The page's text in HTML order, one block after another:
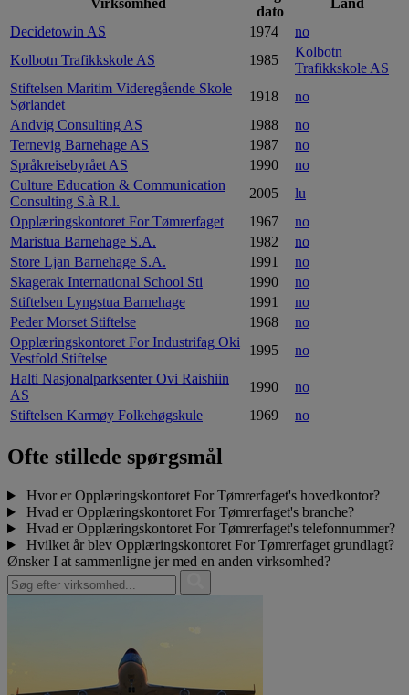
Virksomhed
dato
Land
Decidetowin AS
1974
no
Kolbotn Trafikkskole AS
1985
Kolbotn
Trafikkskole AS
Stiftelsen Maritim Videregående Skole
Sørlandet
1918
no
Andvig Consulting AS
1988
no
Ternevig Barnehage AS
1987
no
Språkreisebyrået AS
1990
no
Culture Education & Communication
Consulting S.à R.l.
2005
lu
Opplæringskontoret For Tømrerfaget
1967
no
Maristua Barnehage S.A.
1982
no
Store Ljan Barnehage S.A.
1991
no
Skagerak International School Sti
1990
no
Stiftelsen Lyngstua Barnehage
1991
no
Peder Morset Stiftelse
1968
no
Opplæringskontoret For Industrifag Oki
Vestfold Stiftelse
1995
no
Halti Nasjonalparksenter Ovi Raishiin
AS
1990
no
Stiftelsen Karmøy Folkehøgskule
1969 no
Ofte stillede spørgsmål
Hvor er Opplæringskontoret For Tømrerfaget's hovedkontor?
Hvad er Opplæringskontoret For Tømrerfaget's branche?
Hvad er Opplæringskontoret For Tømrerfaget's telefonnummer?
Hvilket år blev Opplæringskontoret For Tømrerfaget grundlagt?
Ønsker I at sammenligne jer med en anden virksomhed?